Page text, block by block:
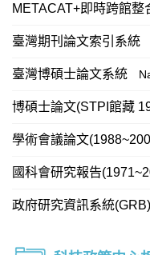
METACAT+即時跨館整
臺灣期刊論文索引系統
臺灣博碩士論文系統
博碩士論文(STPI館藏
學術會議論文
國科會研究報告
政府研究資訊系統(GRB)